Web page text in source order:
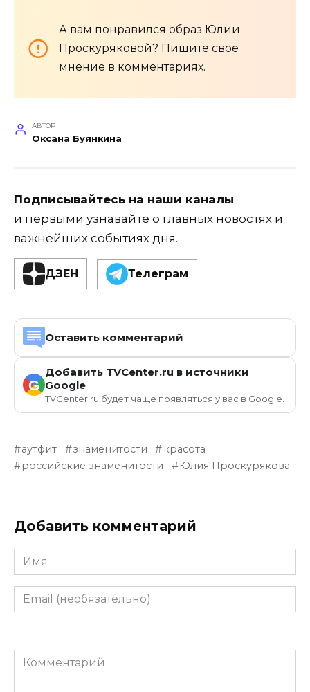
А вам понравился образ Юлии
Проскуряковой? Пишите своё
мнение в комментариях.
АВТОР
Оксана Буянкина
Подписывайтесь на наши каналы
и первыми узнавайте о главных новостях и
важнейших событиях дня.
ДЗЕН Телеграм
Оставить комментарий
G
Добавить TVCenter.ru в источники
Google
TVCenter.ru будет чаще появляться у вас в Google.
аутфит знаменитости
красота
российские знаменитости
Юлия Проскурякова
Добавить комментарий
Имя
Email
(необязательно)
Комментарий